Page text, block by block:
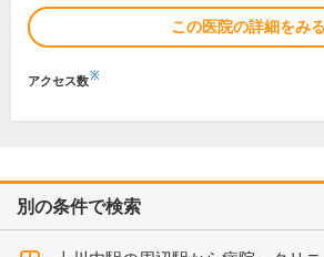
この医院の詳細をみる
アクセス数※
別の条件で検索